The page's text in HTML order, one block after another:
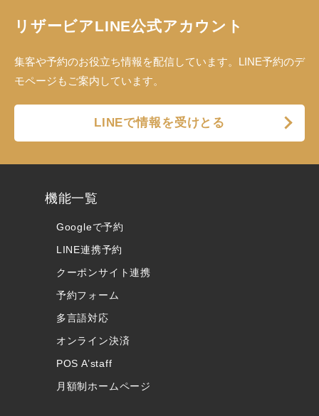
リザービアLINE公式アカウント
集客や予約のお役立ち情報を配信しています。LINE予約のデ
モページもご案内しています。
LINEで情報を受けとる
機能一覧
Googleで予約
LINE連携予約
クーポンサイト連携
予約フォーム
多言語対応
オンライン決済
POS A’staff
月額制ホームページ